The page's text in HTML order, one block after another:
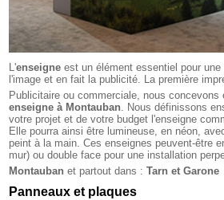
L'enseigne est un élément essentiel pour
l'image et en fait la publicité. La première
Publicitaire ou commerciale, nous concevons
enseigne à Montauban . Nous définissons
votre projet et de votre budget l'enseigne
Elle pourra ainsi être lumineuse, en néon,
peint à la main. Ces enseignes peuvent-être
mur) ou double face pour une installation
Montauban et partout dans :Tarn et Garone
Panneaux et plaques